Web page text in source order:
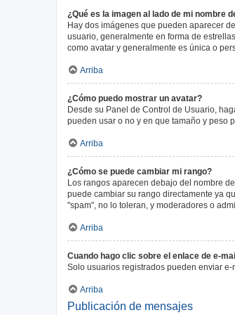
¿Qué es la imagen al lado de mi nombre
Hay dos imágenes que pueden aparecer
usuario, generalmente en forma de
como avatar y generalmente es única o
Arriba
¿Cómo puedo mostrar un avatar?
Desde su Panel de Control de Usuario,
pueden usar o no y en que tamaño y peso
Arriba
¿Cómo se puede cambiar mi rango?
Los rangos aparecen debajo del nombre
puede cambiar su rango directamente ya
"spam", no lo toleran, y moderadores o
Arriba
Cuando hago clic sobre el enlace de e-
Solo usuarios registrados pueden enviar
Arriba
Publicación de mensajes